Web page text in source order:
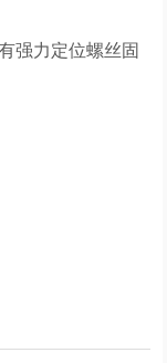
强力定位螺丝固